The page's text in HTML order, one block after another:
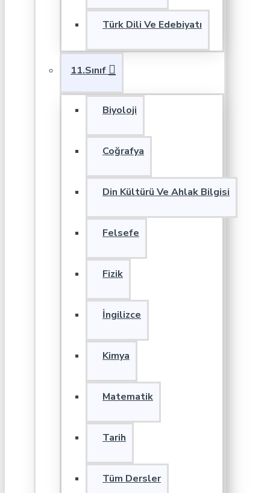
Türk Dili Ve Edebiyatı
11.Sınıf
Biyoloji
Coğrafya
Din Kültürü Ve Ahlak Bilgisi
Felsefe
Fizik
İngilizce
Kimya
Matematik
Tarih
Tüm Dersler